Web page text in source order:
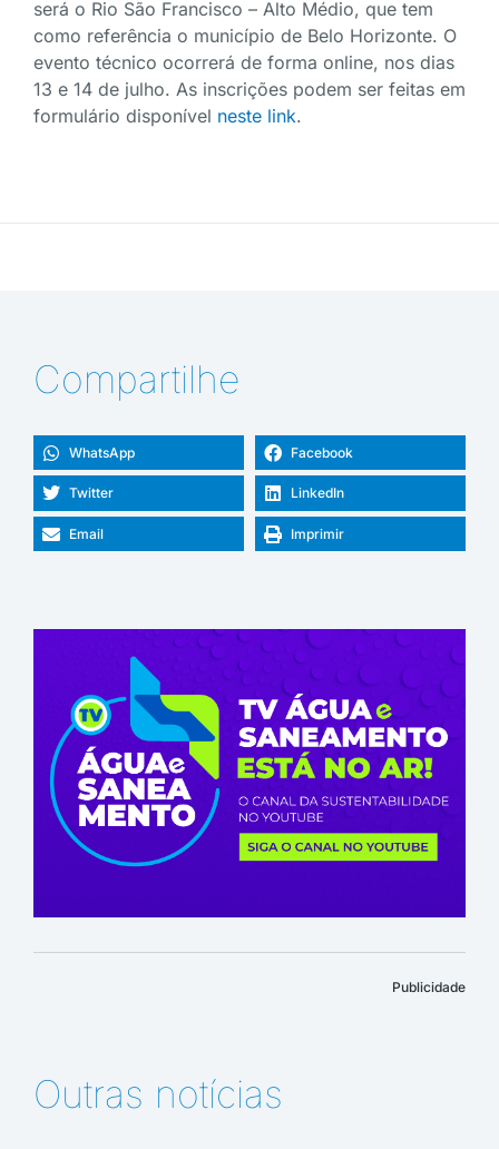
será o Rio São Francisco – Alto Médio, que tem
como referência o município de Belo Horizonte. O
evento técnico ocorrerá de forma online, nos dias
13 e 14 de julho. As inscrições podem ser feitas em
formulário disponível neste link.
Compartilhe
WhatsApp Facebook
Twitter LinkedIn
Email Imprimir
Publicidade
Outras notícias